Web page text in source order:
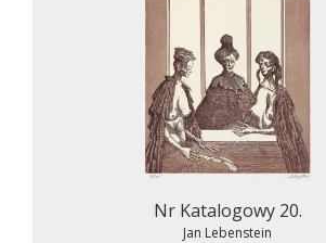
Nr Katalogowy 20.
Jan Lebenstein